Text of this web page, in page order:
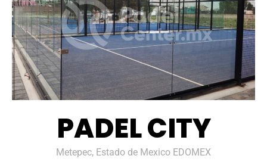
PADEL CITY
Metepec, Estado de Mexico EDOMEX